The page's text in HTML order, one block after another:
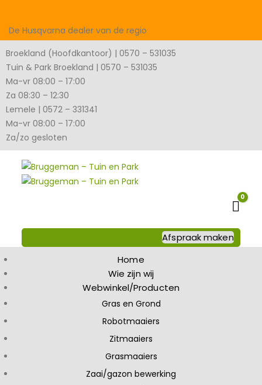
De Husqvarna dealer van de regio
Broekland (Hoofdkantoor) | 0570 – 531035
Tuin & Park Broekland | 0570 – 531035
Ma-vr 08:00 – 17:00
Za 08:30 – 12:30
Lemele | 0572 – 331341
Ma-vr 08:00 – 17:00
Za/zo gesloten
0
Afspraak maken
Home
Wie zijn wij
Webwinkel/Producten
Gras en Grond
Robotmaaiers
Zitmaaiers
Grasmaaiers
Zaai/gazon bewerking